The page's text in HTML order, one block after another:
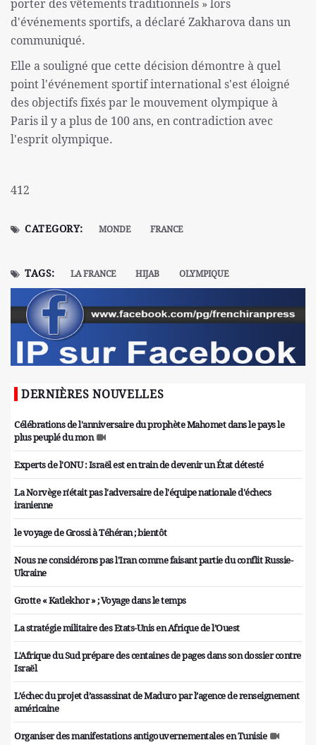
porter des vêtements traditionnels » lors
d'événements sportifs, a déclaré Zakharova dans un
communiqué.
Elle a souligné que cette décision démontre à quel
point l'événement sportif international s'est éloigné
des objectifs fixés par le mouvement olympique à
Paris il y a plus de 100 ans, en contradiction avec
l'esprit olympique.
412
CATEGORY: MONDE FRANCE
TAGS: LA FRANCE HIJAB OLYMPIQUE
DERNIÈRES NOUVELLES
Célébrations de l'anniversaire du prophète Mahomet dans le pays le
plus peuplé du mon
Experts de l'ONU : Israël est en train de devenir un État détesté
La Norvège n'était pas l'adversaire de l'équipe nationale d'échecs
iranienne
le voyage de Grossi à Téhéran ; bientôt
Nous ne considérons pas l'Iran comme faisant partie du conflit Russie-
Ukraine
Grotte « Katlekhor » ; Voyage dans le temps
La stratégie militaire des Etats-Unis en Afrique de l’Ouest
L'Afrique du Sud prépare des centaines de pages dans son dossier contre
Israël
L’échec du projet d’assassinat de Maduro par l’agence de renseignement
américaine
Organiser des manifestations antigouvernementales en Tunisie